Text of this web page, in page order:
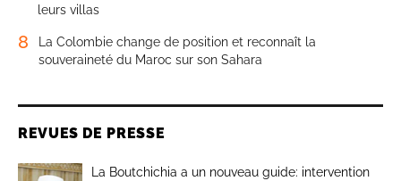
leurs villas
8
La Colombie change de position et reconnaît la
souveraineté du Maroc sur son Sahara
REVUES DE PRESSE
La Boutchichia a un nouveau guide: intervention